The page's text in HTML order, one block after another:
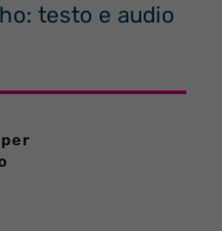
testo e audio